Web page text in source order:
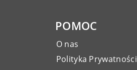
POMOC
O nas
Polityka Prywatności